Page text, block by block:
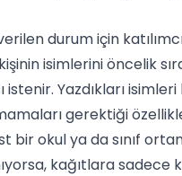
durum için
isimlerini öncelik
istenir. Yazdıkları
gerektiği
bir okul ya da sınıf
kağıtlara sadece